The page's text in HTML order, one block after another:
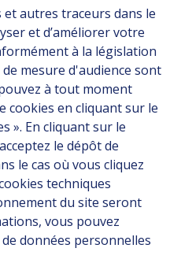
autres traceurs dans le
et d’améliorer votre
à la législation
mesure d'audience sont
à tout moment
cookies en cliquant sur le
». En cliquant sur le
le dépôt de
le cas où vous cliquez
techniques
du site seront
vous pouvez
données personnelles